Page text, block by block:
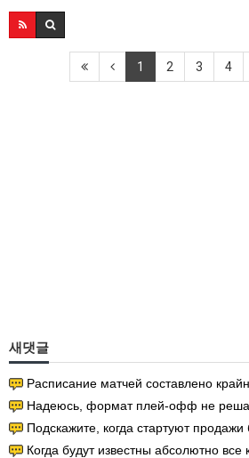
1 2 3 4
새댓글
Расписание матчей составлено крайне удобно
Надеюсь, формат плей-офф не решат
Подскажите, когда стартуют продажи
Когда будут известны абсолютно все